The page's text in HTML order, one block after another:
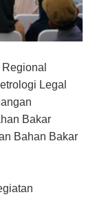
Legal
Bakar
Bahan Bakar